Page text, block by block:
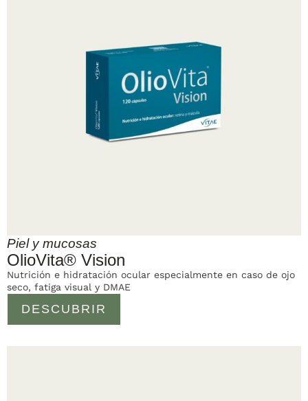
Piel y mucosas
OlioVita® Vision
DESCUBRIR
Nutrición e hidratación ocular especialmente en caso de ojo
seco, fatiga visual y DMAE